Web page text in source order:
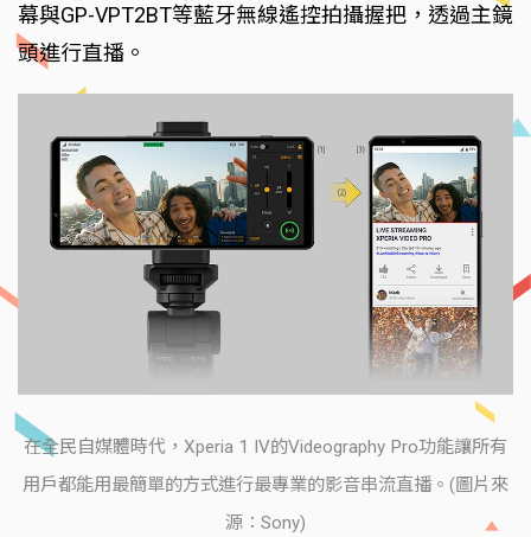
幕與GP-VPT2BT等藍牙無線遙控拍攝握把，透過主鏡
頭進行直播。
在全民自媒體時代，Xperia 1 IV的Videography Pro功能讓所有
用戶都能用最簡單的方式進行最專業的影音串流直播。(圖片來
源：Sony)